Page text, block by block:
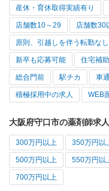
産休・育休取得実績有り
店舗数10～29 店舗数30
原則、引越しを伴う転勤なし
新卒も応募可能 住宅補
総合門前 駅チカ 車
積極採用中の求人 WEB
大阪府守口市の薬剤師求
300万円以上 350万円以
500万円以上 550万円以
700万円以上